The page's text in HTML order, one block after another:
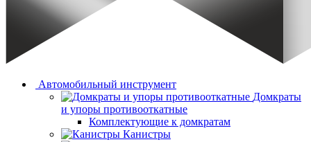
Автомобильный инструмент
Домкраты
и упоры противооткатные
Комплектующие к домкратам
Канистры